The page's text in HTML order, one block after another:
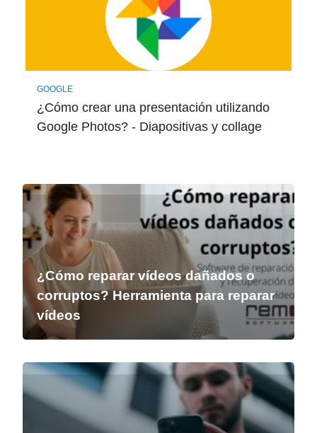
GOOGLE
¿Cómo crear una presentación utilizando
Google Photos? - Diapositivas y collage
¿Cómo reparar vídeos dañados o
corruptos? Herramienta para reparar
vídeos